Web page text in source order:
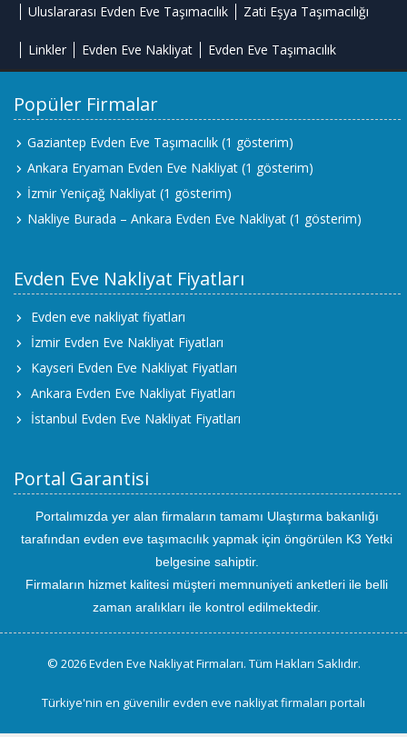
Uluslararası Evden Eve Taşımacılık Zati Eşya Taşımacılığı
Linkler Evden Eve Nakliyat Evden Eve Taşımacılık
Popüler Firmalar
Gaziantep Evden Eve Taşımacılık (1 gösterim)
Ankara Eryaman Evden Eve Nakliyat (1 gösterim)
İzmir Yeniçağ Nakliyat (1 gösterim)
Nakliye Burada – Ankara Evden Eve Nakliyat (1 gösterim)
Evden Eve Nakliyat Fiyatları
Evden eve nakliyat fiyatları
İzmir Evden Eve Nakliyat Fiyatları
Kayseri Evden Eve Nakliyat Fiyatları
Ankara Evden Eve Nakliyat Fiyatları
İstanbul Evden Eve Nakliyat Fiyatları
Portal Garantisi
Portalımızda yer alan firmaların tamamı Ulaştırma bakanlığı
tarafından evden eve taşımacılık yapmak için öngörülen K3 Yetki
belgesine sahiptir.
Firmaların hizmet kalitesi müşteri memnuniyeti anketleri ile belli
zaman aralıkları ile kontrol edilmektedir.
© 2026 Evden Eve Nakliyat Firmaları. Tüm Hakları Saklıdır.
Türkiye'nin en güvenilir evden eve nakliyat firmaları portalı